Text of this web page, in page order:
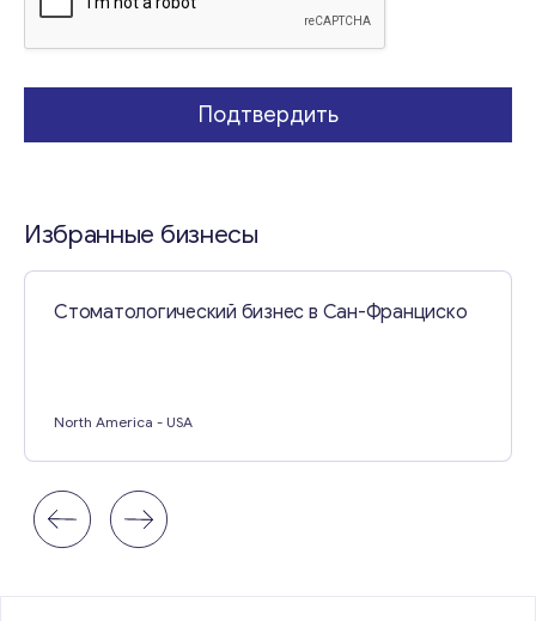
Свяжитесь со мной
Подтвердить
Избранные бизнесы
Стоматологический бизнес в Сан-Франциско
North America - USA